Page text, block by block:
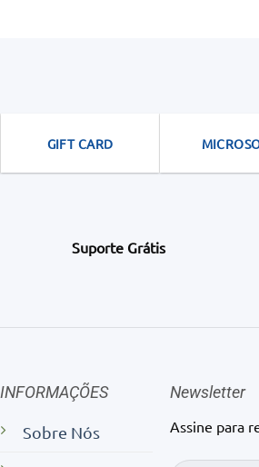
GIFT CARD
Suporte Grátis
INFORMAÇÕES
Sobre Nós
Newsletter
Assine para